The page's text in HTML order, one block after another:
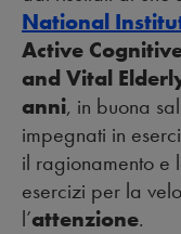
National
Active
and Vital
anni, in buona
impegnati in
il ragionamento e
esercizi per la
l’attenzione.